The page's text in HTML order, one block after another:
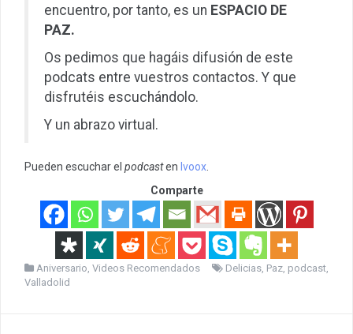
encuentro, por tanto, es un ESPACIO DE
PAZ.
Os pedimos que hagáis difusión de este
podcats entre vuestros contactos. Y que
disfrutéis escuchándolo.
Y un abrazo virtual.
Pueden escuchar el podcasten Ivoox.
Comparte
Aniversario, Videos Recomendados Delicias, Paz, podcast,
Valladolid